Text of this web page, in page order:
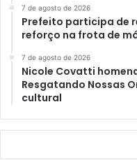
7 de agosto de 2026
Prefeito participa de
reforço na frota de
7 de agosto de 2026
Nicole Covatti
Resgatando Nossas
cultural